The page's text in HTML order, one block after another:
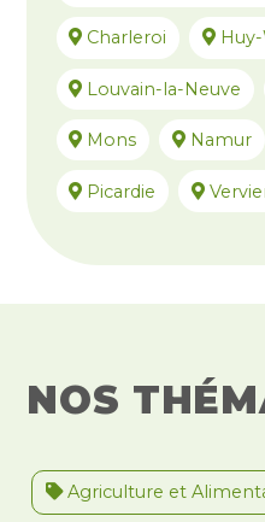
Charleroi Huy-
Louvain-la-Neuve
Mons Namur
Picardie
NOS
Agriculture et